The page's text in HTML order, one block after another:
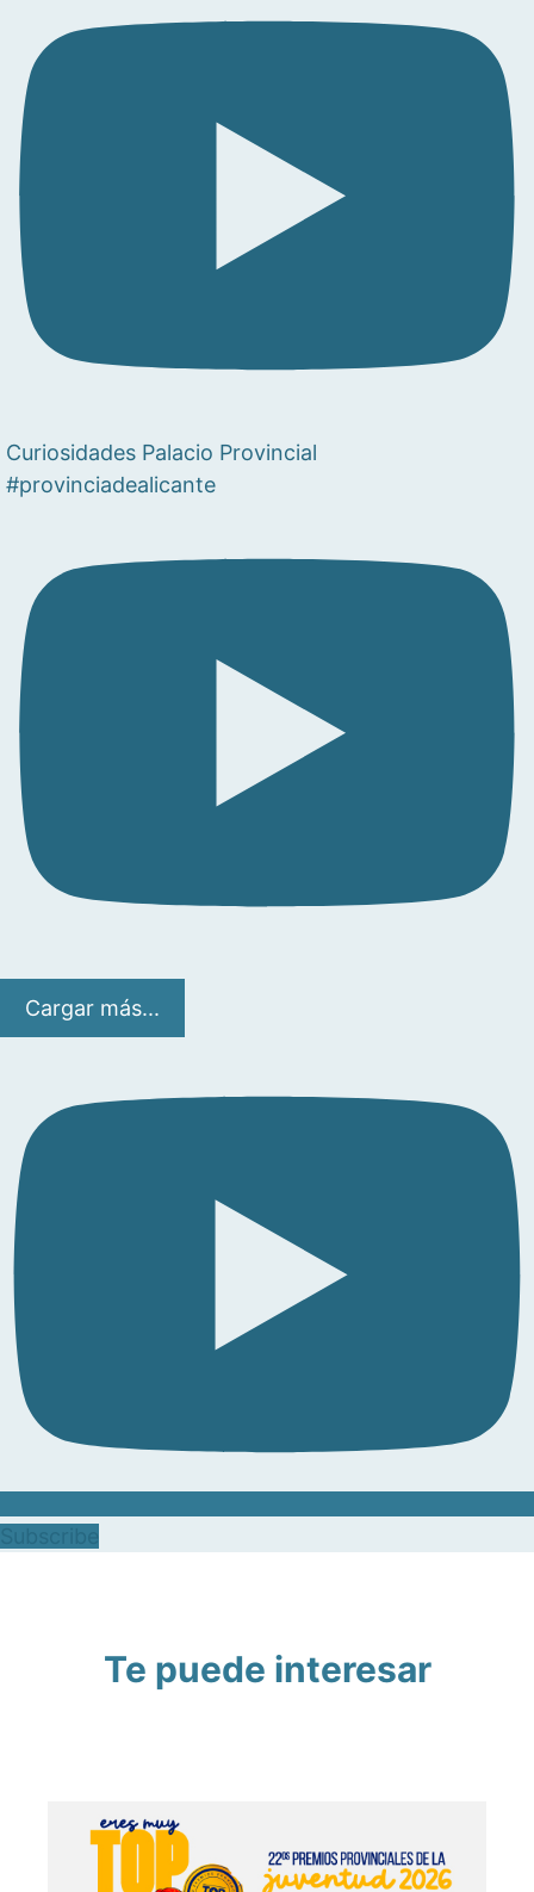
Curiosidades Palacio Provincial
#provinciadealicante
Cargar más...
Te puede interesar